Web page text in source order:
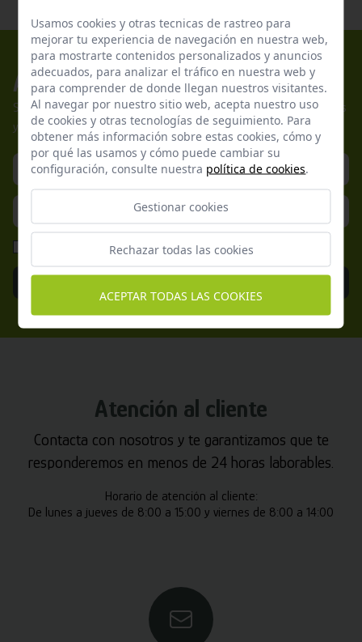
Apúntate a nuestros boletines
Suscríbete a nuestra newsletter y no te pierdas nuestras ofertas
y promociones exclusivas.
He leído y acepto laPolítica de Privacidad
Atención al cliente
Contacta con nosotros y te garantizamos que te
responderemos en menos de 24 horas laborables.
Horario de atención al cliente:
De lunes a jueves de 8:00 a 15:00 y viernes de 8:00 a 14:00
Usamos cookies y otras tecnicas de rastreo para
mejorar tu experiencia de navegación en nuestra web,
para mostrarte contenidos personalizados y anuncios
adecuados, para analizar el tráfico en nuestra web y
para comprender de donde llegan nuestros visitantes.
Al navegar por nuestro sitio web, acepta nuestro uso
de cookies y otras tecnologías de seguimiento. Para
obtener más información sobre estas cookies, cómo y
por qué las usamos y cómo puede cambiar su
configuración, consulte nuestra política de cookies.
Gestionar cookies
Rechazar todas las cookies
ACEPTAR TODAS LAS COOKIES